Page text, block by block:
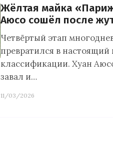
Жёлтая майка
Аюсо сошёл после
Четвёртый этап
превратился в
классификации. Хуан
завал и…
11/03/2026